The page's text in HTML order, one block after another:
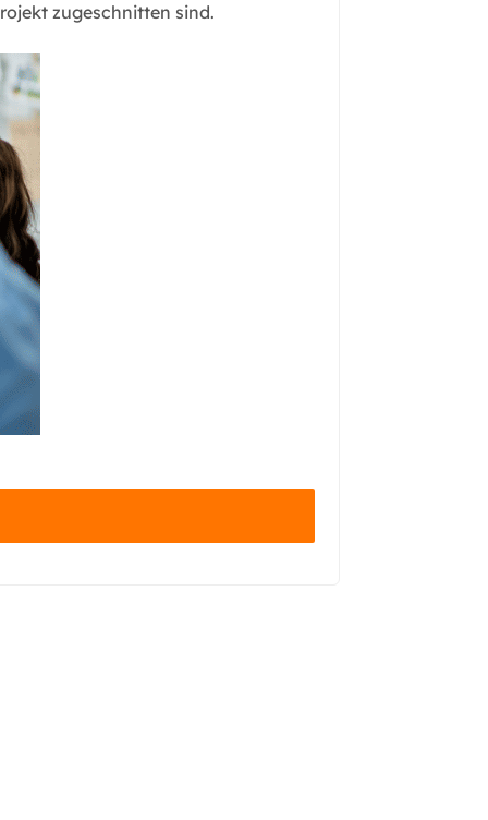
zugeschnitten sind.